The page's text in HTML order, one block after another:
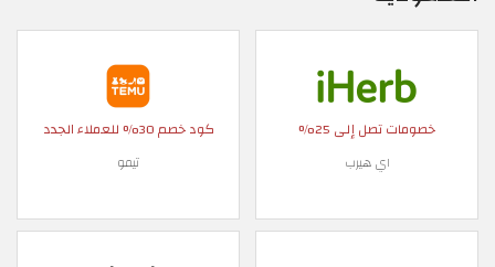
خصومات تصل إلى 25%
اي هيرب
كود خصم 30% للعملاء الجدد
تيمو